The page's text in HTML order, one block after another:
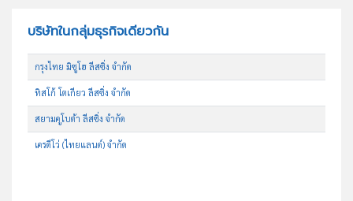
บริษัทในกลุ่มธุรกิจเดียวกัน
กรุงไทย มิซูโฮ ลีสซิ่ง จำกัด
ทิสโก้ โตเกียว ลีสซิ่ง จำกัด
สยามคูโบต้า ลีสซิ่ง จำกัด
เครดีโว่ (ไทยแลนด์) จำกัด